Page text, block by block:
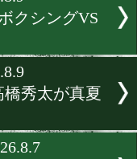
防衛戦で為我
トボクシン